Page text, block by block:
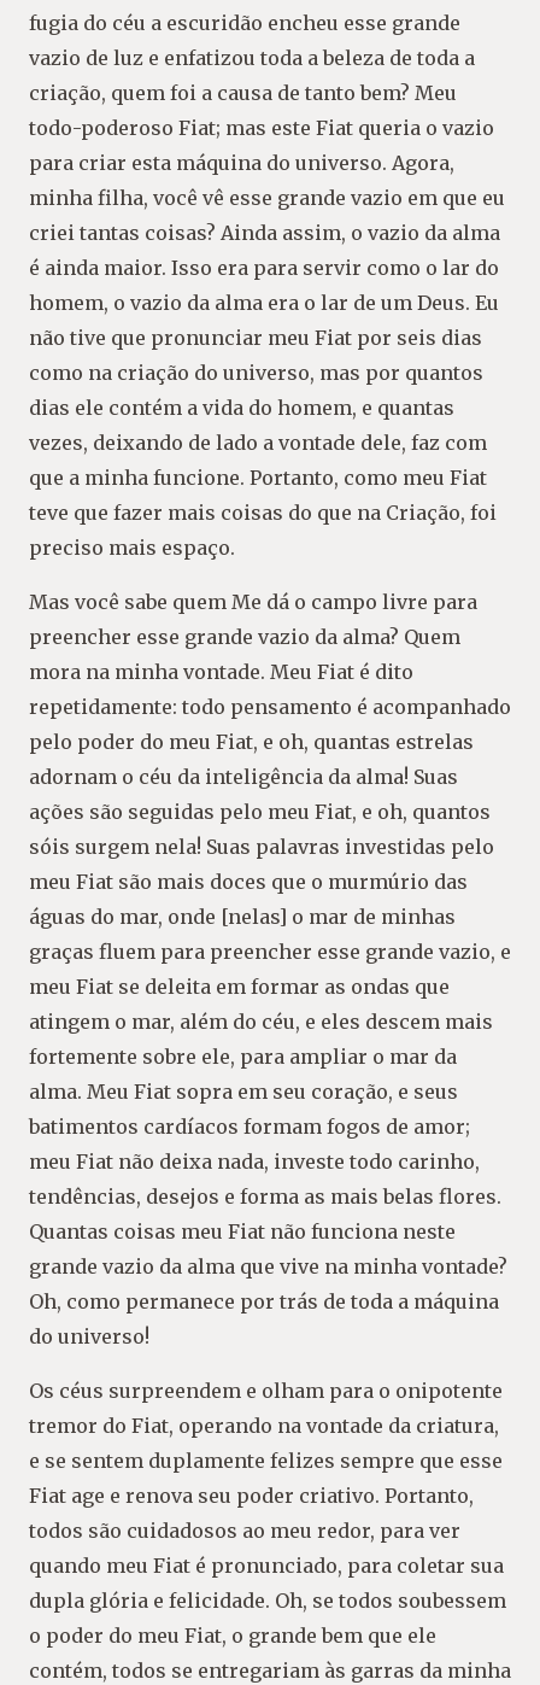
fugia do céu a escuridão encheu esse grande
vazio de luz e enfatizou toda a beleza de toda a
criação, quem foi a causa de tanto bem? Meu
todo-poderoso Fiat; mas este Fiat queria o vazio
para criar esta máquina do universo. Agora,
minha filha, você vê esse grande vazio em que eu
criei tantas coisas? Ainda assim, o vazio da alma
é ainda maior. Isso era para servir como o lar do
homem, o vazio da alma era o lar de um Deus. Eu
não tive que pronunciar meu Fiat por seis dias
como na criação do universo, mas por quantos
dias ele contém a vida do homem, e quantas
vezes, deixando de lado a vontade dele, faz com
que a minha funcione. Portanto, como meu Fiat
teve que fazer mais coisas do que na Criação, foi
preciso mais espaço.
Mas você sabe quem Me dá o campo livre para
preencher esse grande vazio da alma? Quem
mora na minha vontade. Meu Fiat é dito
repetidamente: todo pensamento é acompanhado
pelo poder do meu Fiat, e oh, quantas estrelas
adornam o céu da inteligência da alma! Suas
ações são seguidas pelo meu Fiat, e oh, quantos
sóis surgem nela! Suas palavras investidas pelo
meu Fiat são mais doces que o murmúrio das
águas do mar, onde [nelas] o mar de minhas
graças fluem para preencher esse grande vazio, e
meu Fiat se deleita em formar as ondas que
atingem o mar, além do céu, e eles descem mais
fortemente sobre ele, para ampliar o mar da
alma. Meu Fiat sopra em seu coração, e seus
batimentos cardíacos formam fogos de amor;
meu Fiat não deixa nada, investe todo carinho,
tendências, desejos e forma as mais belas flores.
Quantas coisas meu Fiat não funciona neste
grande vazio da alma que vive na minha vontade?
Oh, como permanece por trás de toda a máquina
do universo!
Os céus surpreendem e olham para o onipotente
tremor do Fiat, operando na vontade da criatura,
e se sentem duplamente felizes sempre que esse
Fiat age e renova seu poder criativo. Portanto,
todos são cuidadosos ao meu redor, para ver
quando meu Fiat é pronunciado, para coletar sua
dupla glória e felicidade. Oh, se todos soubessem
o poder do meu Fiat, o grande bem que ele
contém, todos se entregariam às garras da minha